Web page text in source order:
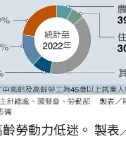
勞動力低迷。 製表